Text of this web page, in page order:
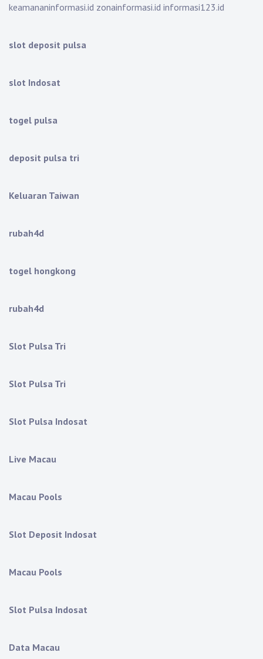
keamananinformasi.id zonainformasi.id informasi123.id
slot deposit pulsa
slot Indosat
togel pulsa
deposit pulsa tri
Keluaran Taiwan
rubah4d
togel hongkong
rubah4d
Slot Pulsa Tri
Slot Pulsa Tri
Slot Pulsa Indosat
Live Macau
Macau Pools
Slot Deposit Indosat
Macau Pools
Slot Pulsa Indosat
Data Macau